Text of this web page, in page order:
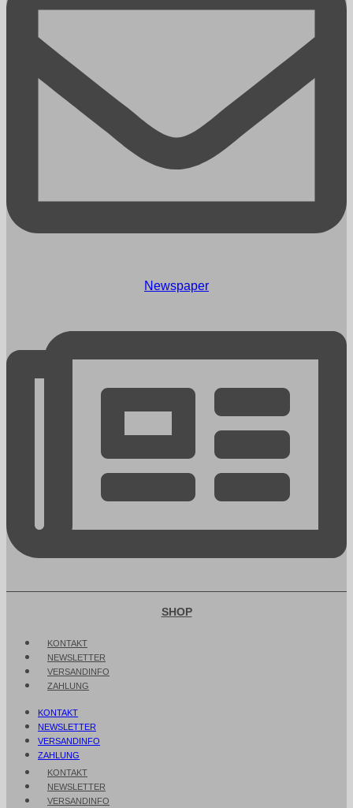
Newspaper
SHOP
KONTAKT
NEWSLETTER
VERSANDINFO
ZAHLUNG
KONTAKT
NEWSLETTER
VERSANDINFO
ZAHLUNG
KONTAKT
NEWSLETTER
VERSANDINFO